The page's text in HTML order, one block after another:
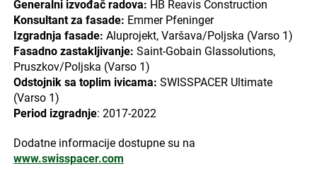
Generalni izvođač radova: HB Reavis Construction
Konsultant za fasade: Emmer Pfeninger
Izgradnja fasade: Aluprojekt, Varšava/Poljska (Varso 1)
Fasadno zastakljivanje: Saint-Gobain Glassolutions,
Pruszkov/Poljska (Varso 1)
Odstojnik sa toplim ivicama: SWISSPACER Ultimate
(Varso 1)
Period izgradnje: 2017-2022
Dodatne informacije dostupne su na
www.swisspacer.com